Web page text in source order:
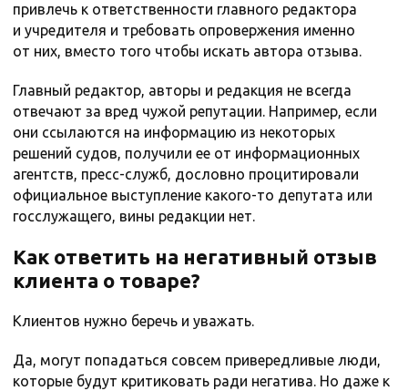
привлечь к ответственности главного редактора
и учредителя и требовать опровержения именно
от них, вместо того чтобы искать автора отзыва.
Главный редактор, авторы и редакция не всегда
отвечают за вред чужой репутации. Например, если
они ссылаются на информацию из некоторых
решений судов, получили ее от информационных
агентств, пресс-служб, дословно процитировали
официальное выступление какого-то депутата или
госслужащего, вины редакции нет.
Как ответить на негативный отзыв
клиента о товаре?
Клиентов нужно беречь и уважать.
Да, могут попадаться совсем привередливые люди,
которые будут критиковать ради негатива. Но даже к